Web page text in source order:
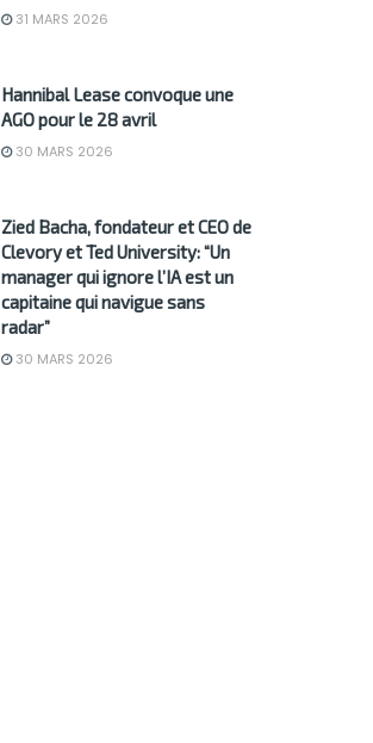
31 MARS 2026
Hannibal Lease convoque une
AGO pour le 28 avril
30 MARS 2026
Zied Bacha, fondateur et CEO de
Clevory et Ted University: “Un
manager qui ignore l’IA est un
capitaine qui navigue sans
radar”
30 MARS 2026